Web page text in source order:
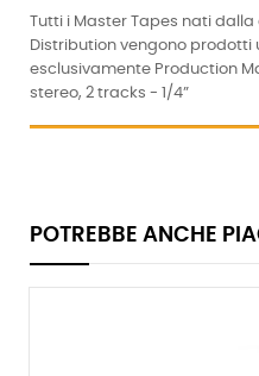
Tutti i Master Tapes nati
Distribution vengono prodotti
esclusivamente Production
stereo, 2 tracks - 1/4”
POTREBBE ANCHE